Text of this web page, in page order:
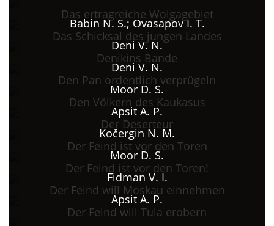
Das ertragreiche Wolgagebiet
Babin N. S.; Ovasapov I. T.
Das Schicksal des jungen Landes
Deni V. N.
Denikins Bande
Deni V. N.
Den Pan ordentlich verprügeln
Moor D. S.
Den Völkern des Kaukasus
Apsit A. P.
Der Deserteur
Kočergin N. M.
Der Feind ist vor den Toren
Moor D. S.
Der Feind ist vor den Toren!
Fidman V. I.
Der Feind will Moskau einnehmen
Apsit A. P.
Der Feind will Tula erobern